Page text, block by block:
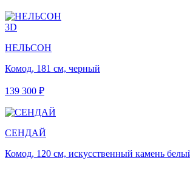
3D
НЕЛЬСОН
Комод, 181 см, черный
139 300 ₽
СЕНДАЙ
Комод, 120 см, искусственный камень